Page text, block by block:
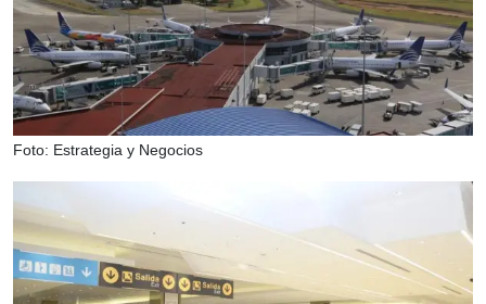
Foto: Estrategia y Negocios